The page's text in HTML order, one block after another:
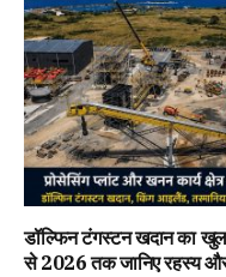
डॉल्फिन टंगस्टन खदान का
से 2026 तक जानिए रहस्य